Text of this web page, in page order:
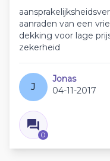
aanraden van een
dekking voor lage
zekerheid
J
Jonas
04-11-2017
0